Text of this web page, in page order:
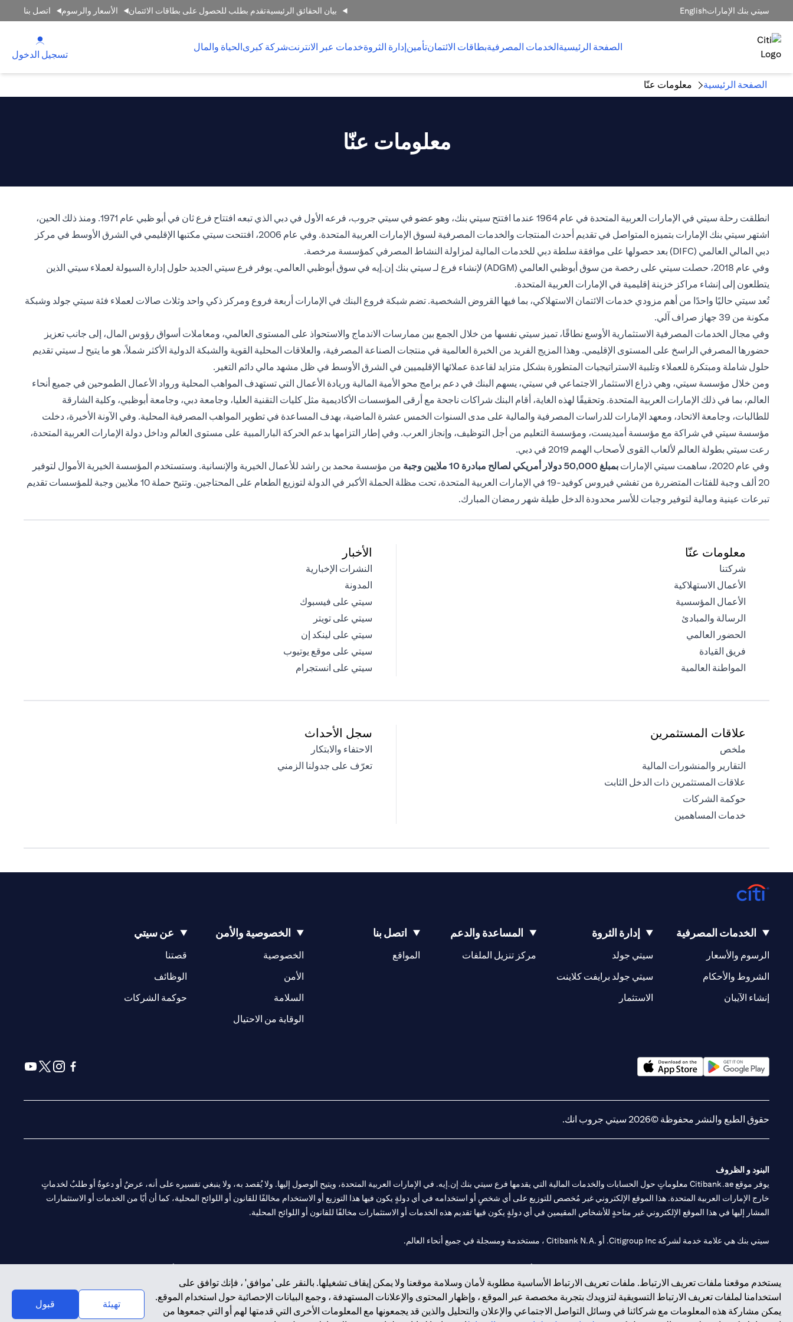
سيتي بنك الإماراتEnglish بيان الحقائق الرئيسيةتقدم بطلب للحصول على بطاقات الائتمان الأسعار والرسوم اتصل بنا
الصفحة الرئيسيةالخدمات المصرفيةبطاقات الائتمانتأمينإدارة الثروةخدمات عبر الانترنتشركة كبرىالحياة والمال
تسجيل الدخول
الصفحة الرئيسية معلومات عنّا
معلومات عنّا
انطلقت رحلة سيتي في الإمارات العربية المتحدة في عام 1964 عندما افتتح سيتي بنك، وهو عضو في سيتي جروب، فرعه الأول في دبي الذي تبعه افتتاح فرع ثان في أبو ظبي عام 1971. ومنذ ذلك الحين،
اشتهر سيتي بنك الإمارات بتميزه المتواصل في تقديم أحدث المنتجات والخدمات المصرفية لسوق الإمارات العربية المتحدة. وفي عام 2006، افتتحت سيتي مكتبها الإقليمي في الشرق الأوسط في مركز
دبي المالي العالمي (DIFC) بعد حصولها على موافقة سلطة دبي للخدمات المالية لمزاولة النشاط المصرفي كمؤسسة مرخصة.
وفي عام 2018، حصلت سيتي على رخصة من سوق أبوظبي العالمي (ADGM) لإنشاء فرع لـ سيتي بنك إن.إيه في سوق أبوظبي العالمي. يوفر فرع سيتي الجديد حلول إدارة السيولة لعملاء سيتي الذين
يتطلعون إلى إنشاء مراكز خزينة إقليمية في الإمارات العربية المتحدة.
تُعد سيتي حاليًا واحدًا من أهم مزودي خدمات الائتمان الاستهلاكي، بما فيها القروض الشخصية. تضم شبكة فروع البنك في الإمارات أربعة فروع ومركز ذكي واحد وثلاث صالات لعملاء فئة سيتي جولد وشبكة
مكونة من 39 جهاز صراف آلي.
وفي مجال الخدمات المصرفية الاستثمارية الأوسع نطاقًا، تميز سيتي نفسها من خلال الجمع بين ممارسات الاندماج والاستحواذ على المستوى العالمي، ومعاملات أسواق رؤوس المال، إلى جانب تعزيز
حضورها المصرفي الراسخ على المستوى الإقليمي. وهذا المزيج الفريد من الخبرة العالمية في منتجات الصناعة المصرفية، والعلاقات المحلية القوية والشبكة الدولية الأكثر شملاً، هو ما يتيح لـ سيتي تقديم
حلول شاملة ومبتكرة للعملاء وتلبية الاستراتيجيات المتطورة بشكل متزايد لقاعدة عملائها الإقليميين في الشرق الأوسط في ظل مشهد مالي دائم التغير.
ومن خلال مؤسسة سيتي، وهي ذراع الاستثمار الاجتماعي في سيتي، يسهم البنك في دعم برامج محو الأمية المالية وريادة الأعمال التي تستهدف المواهب المحلية ورواد الأعمال الطموحين في جميع أنحاء
العالم، بما في ذلك الإمارات العربية المتحدة. وتحقيقًا لهذه الغاية، أقام البنك شراكات ناجحة مع أرقى المؤسسات الأكاديمية مثل كليات التقنية العليا، وجامعة دبي، وجامعة أبوظبي، وكلية الشارقة
للطالبات، وجامعة الاتحاد، ومعهد الإمارات للدراسات المصرفية والمالية على مدى السنوات الخمس عشرة الماضية، بهدف المساعدة في تطوير المواهب المصرفية المحلية. وفي الآونة الأخيرة، دخلت
مؤسسة سيتي في شراكة مع مؤسسة أميديست، ومؤسسة التعليم من أجل التوظيف، وإنجاز العرب. وفي إطار التزامها بدعم الحركة البارالمبية على مستوى العالم وداخل دولة الإمارات العربية المتحدة،
رعت سيتي بطولة العالم لألعاب القوى لأصحاب الهمم 2019 في دبي.
وفي عام 2020، ساهمت سيتي الإمارات
بمبلغ 50,000 دولار أمريكي لصالح مبادرة 10 ملايين وجبة
من مؤسسة محمد بن راشد للأعمال الخيرية والإنسانية. وستستخدم المؤسسة الخيرية الأموال لتوفير
20 ألف وجبة للفئات المتضررة من تفشي فيروس كوفيد-19 في الإمارات العربية المتحدة، تحت مظلة الحملة الأكبر في الدولة لتوزيع الطعام على المحتاجين. وتتيح حملة 10 ملايين وجبة للمؤسسات تقديم
تبرعات عينية ومالية لتوفير وجبات للأسر محدودة الدخل طيلة شهر رمضان المبارك.
معلومات عنّا
شركتنا
الأعمال الاستهلاكية
الأعمال المؤسسية
الرسالة والمبادئ
الحضور العالمي
فريق القيادة
المواطنة العالمية
الأخبار
النشرات الإخبارية
المدونة
سيتي على فيسبوك
سيتي على تويتر
سيتي على لينكد إن
سيتي على موقع يوتيوب
سيتي على انستجرام
علاقات المستثمرين
ملخص
التقارير والمنشورات المالية
علاقات المستثمرين ذات الدخل الثابت
حوكمة الشركات
خدمات المساهمين
سجل الأحداث
الاحتفاء والابتكار
تعرّف على جدولنا الزمني
يستخدم موقعنا ملفات تعريف الارتباط. ملفات تعريف الارتباط الأساسية مطلوبة لأمان وسلامة موقعنا ولا يمكن إيقاف تشغيلها. بالنقر على 'موافق' ، فإنك توافق على
استخدامنا لملفات تعريف الارتباط التسويقية لتزويدك بتجربة مخصصة عبر الموقع ، وإظهار المحتوى والإعلانات المستهدفة ، وجمع البيانات الإحصائية حول استخدام الموقع.
يمكن مشاركة هذه المعلومات مع شركائنا في وسائل التواصل الاجتماعي والإعلان والتحليل والذين قد يجمعونها مع المعلومات الأخرى التي قدمتها لهم أو التي جمعوها من
تهيئة قبول
الخدمات المصرفية
الرسوم والأسعار
الشروط والأحكام
إنشاء الآيبان
إدارة الثروة
سيتي جولد
سيتي جولد برايفت كلاينت
الاستثمار
المساعدة والدعم
مركز تنزيل الملفات
اتصل بنا
المواقع
(opens in a new tab)
الخصوصية والأمن
الخصوصية
الأمن
السلامة
الوقاية من الاحتيال
عن سيتي
قصتنا
(opens in a new tab)
الوظائف
(opens in a new tab)
حوكمة الشركات
(opens in a new tab)
حقوق الطبع والنشر محفوظة ©2026 سيتي جروب انك.
البنود و الظروف
يوفر موقع Citibank.ae معلوماتٍ حول الحسابات والخدمات المالية التي يقدمها فرع سيتي بنك إن.إيه. في الإمارات العربية المتحدة، ويتيح الوصول إليها. ولا يُقصد به، ولا ينبغي تفسيره على أنه، عرضٌ أو دعوةٌ أو طلبٌ لخدماتٍ
خارج الإمارات العربية المتحدة. هذا الموقع الإلكتروني غير مُخصص للتوزيع على أي شخصٍ أو استخدامه في أي دولةٍ يكون فيها هذا التوزيع أو الاستخدام مخالفًا للقانون أو اللوائح المحلية، كما أن أيًا من الخدمات أو الاستثمارات
المشار إليها في هذا الموقع الإلكتروني غير متاحةٍ للأشخاص المقيمين في أي دولةٍ يكون فيها تقديم هذه الخدمات أو الاستثمارات مخالفًا للقانون أو اللوائح المحلية.
سيتي بنك هي علامة خدمة لشركة Citigroup Inc. أو .Citibank N.A ، مستخدمة ومسجلة في جميع أنحاء العالم.
فرع سيتي بنك إن إيه - الإمارات العربية المتحدة مرخص من مصرف الإمارات العربية المتحدة المركزي كفرع لبنك أجنبي.
وسيط تداول في الأسواق الدولية بموجب ترخيص رقم 20200000198 ج) إدارة المحافظ بموجب ترخيص رقم 20200000240 د) الحفظ بموجب ترخيص رقم 602003.